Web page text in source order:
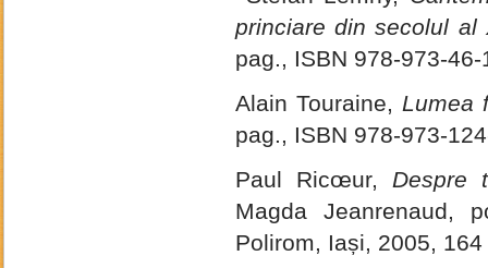
princiare din secolul al
pag., ISBN 978-973-46-
Alain Touraine, Lumea
pag., ISBN 978-973-
Paul Ricœur, Despre
Magda Jeanrenaud,
Polirom, Iași, 2005,